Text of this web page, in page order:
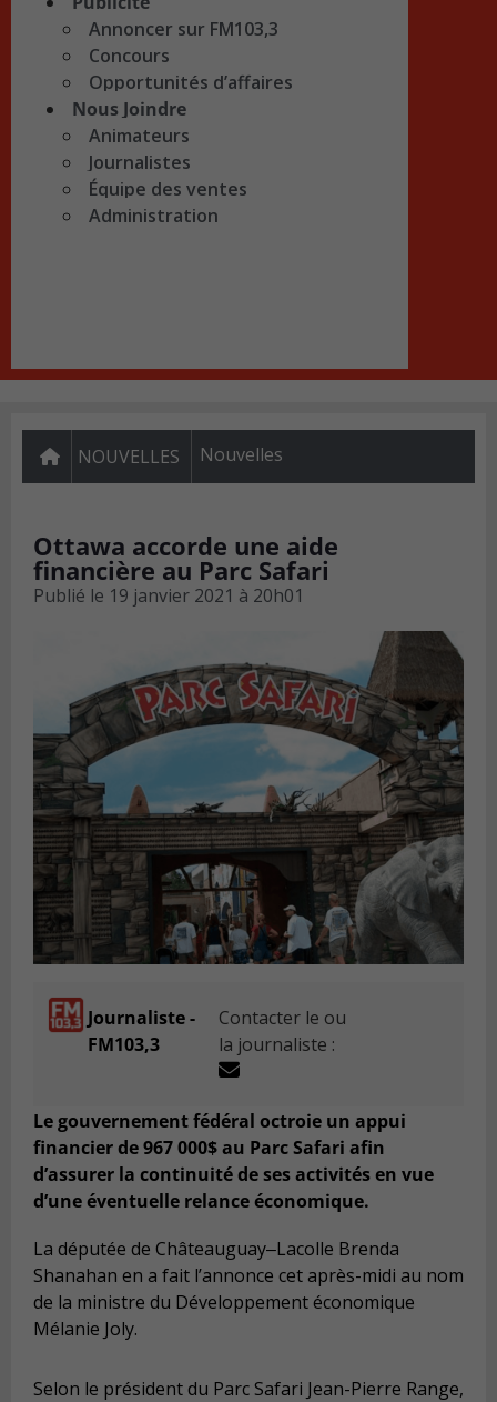
Annoncer sur FM103,3
Concours
Opportunités d’affaires
Nous Joindre
Animateurs
Journalistes
Équipe des ventes
Administration
NOUVELLES Nouvelles
Ottawa accorde une aide
financière au Parc Safari
Publié le 19 janvier 2021 à 20h01
Journaliste -
FM103,3
Contacter le ou
la journaliste :
Le gouvernement fédéral octroie un appui
financier de 967 000$ au Parc Safari afin
d’assurer la continuité de ses activités en vue
d’une éventuelle relance économique.
La députée de Châteauguay‒Lacolle Brenda
Shanahan en a fait l’annonce cet après-midi au nom
de la ministre du Développement économique
Mélanie Joly.
Selon le président du Parc Safari Jean-Pierre Range,